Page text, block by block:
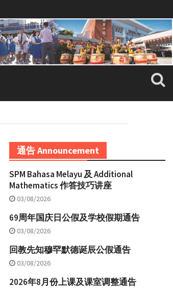
通告 Announcement
SPM Bahasa Melayu 及 Additional
Mathematics 作答技巧讲座
03/08/2026
69周年国庆日公假及学校假期通告
03/08/2026
回教先知穆罕默德诞辰公假通告
03/08/2026
2026年8月份上课及课室调整通告